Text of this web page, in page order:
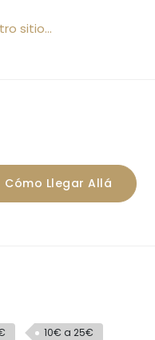
sitio...
Cómo Llegar Allá
10€ a 25€